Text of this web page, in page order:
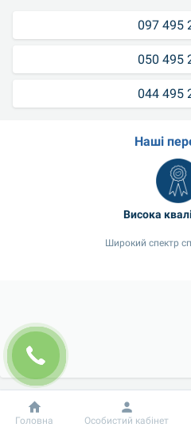
097 495
050 495
044 495
Наші
Висока
Широкий спектр
Добробут Інформація
Головна Особистий кабінет